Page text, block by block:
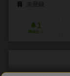
1
興味あり